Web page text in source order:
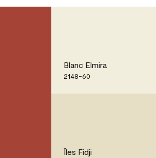
Blanc Elmira
2148-60
Îles Fidji